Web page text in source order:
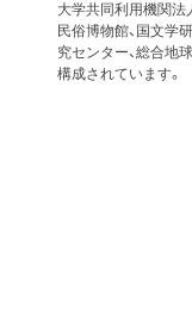
大学共同利用機関法
民俗博物館、国文学
究センター、総合地
構成されています。